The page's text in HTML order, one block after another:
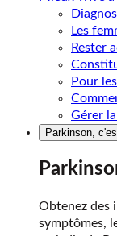
Les
Rester
Pour
Gérer
Parkinson,
Obtenez des
symptômes,